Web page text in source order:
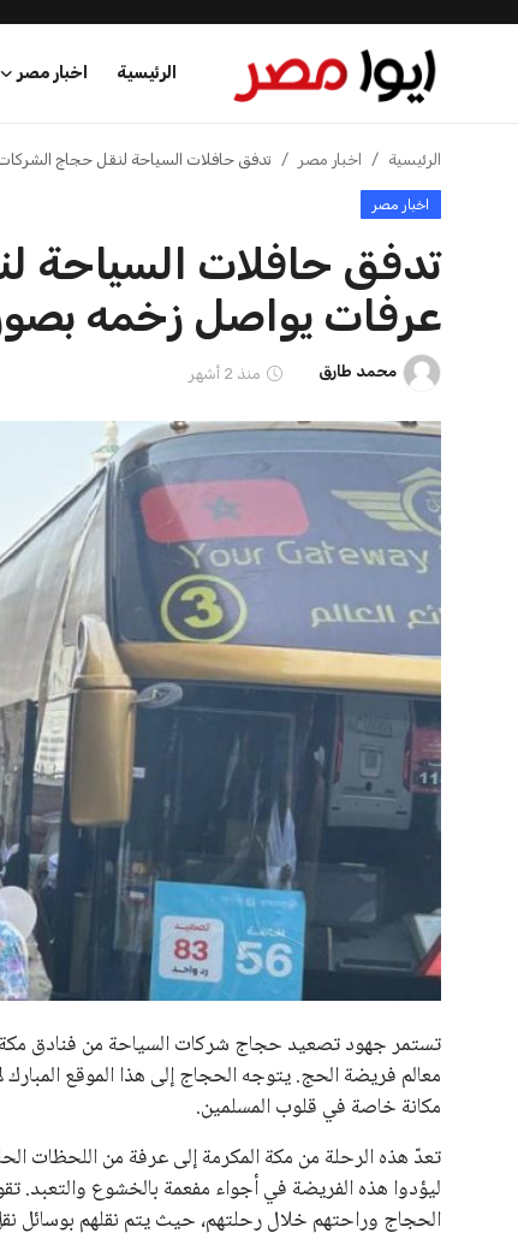
الرئيسية اخبار مصر
الرئيسية
اخبار مصر
عرب وعالم
اخبار الرياضة
فن وثقافة
علوم وتكنولوجيا
المرأة والجمال
محافظات
الرئيسية اخبار مصر تدفق حافلات السياحة لنقل حجاج
اخبار مصر
تدفق حافلات السياحة
عرفات يواصل زخمه
محمد طارق منذ 2 أشهر
تستمر جهود تصعيد حجاج شركات السياحة من فنادق
معالم فريضة الحج. يتوجه الحجاج إلى هذا الموقع
مكانة خاصة في قلوب المسلمين.
تعدّ هذه الرحلة من مكة المكرمة إلى عرفة من اللحظات
ليؤدوا هذه الفريضة في أجواء مفعمة بالخشوع والتعبد.
الحجاج وراحتهم خلال رحلتهم، حيث يتم نقلهم بوسائل